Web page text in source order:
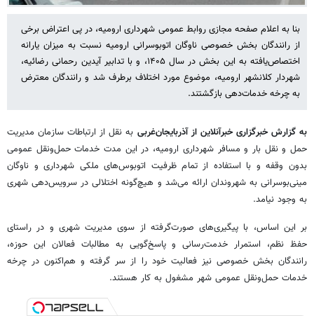
بنا به اعلام صفحه مجازی روابط عمومی شهرداری ارومیه، در پی اعتراض برخی
از رانندگان بخش خصوصی ناوگان اتوبوسرانی ارومیه نسبت به میزان یارانه
اختصاص‌یافته به این بخش در سال ۱۴۰۵، و با تدابیر آیدین رحمانی رضائیه،
شهردار کلانشهر ارومیه، موضوع مورد اختلاف برطرف شد و رانندگان معترض
به چرخه خدمات‌دهی بازگشتند.
به گزارش خبرگزاری خبرآنلاین از آذربایجان‌غربی به نقل از ارتباطات سازمان مدیریت
حمل و نقل بار و مسافر شهرداری ارومیه، در این مدت خدمات حمل‌ونقل عمومی
بدون وقفه و با استفاده از تمام ظرفیت اتوبوس‌های ملکی شهرداری و ناوگان
مینی‌بوسرانی به شهروندان ارائه می‌شد و هیچ‌گونه اختلالی در سرویس‌دهی شهری
به وجود نیامد.
بر این اساس، با پیگیری‌های صورت‌گرفته از سوی مدیریت شهری و در راستای
حفظ نظم، استمرار خدمت‌رسانی و پاسخ‌گویی به مطالبات فعالان این حوزه،
رانندگان بخش خصوصی نیز فعالیت خود را از سر گرفته و هم‌اکنون در چرخه
خدمات حمل‌ونقل عمومی شهر مشغول به کار هستند.